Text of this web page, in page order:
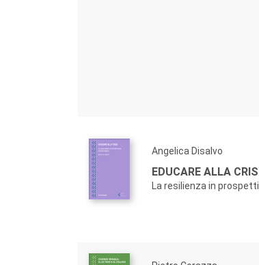
Angelica Disalvo
EDUCARE ALLA CRISI
La resilienza in